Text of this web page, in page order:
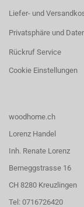
Liefer- und
Privatsphäre und
Rückruf Service
Cookie Einstellungen
woodhome.ch
Lorenz Handel
Inh. Renate Lorenz
Berneggstrasse 16
CH 8280 Kreuzlingen
Tel: 0716726420